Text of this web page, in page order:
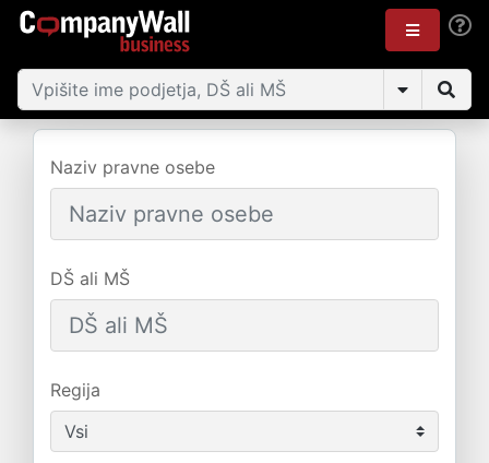
Naziv pravne osebe
DŠ ali MŠ
Regija